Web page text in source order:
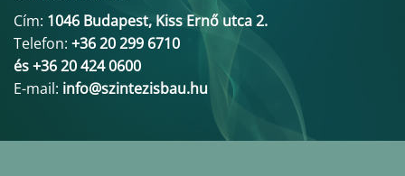
Cím: 1046 Budapest, Kiss Ernő utca 2.
Telefon: +36 20 299 6710
és +36 20 424 0600
E-mail: info@szintezisbau.hu